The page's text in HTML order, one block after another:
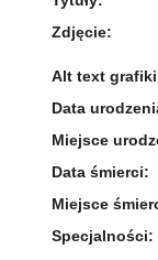
Zdjęcie:
Alt text
Data
Miejsce
Data śmierci:
Miejsce
Specjalności: